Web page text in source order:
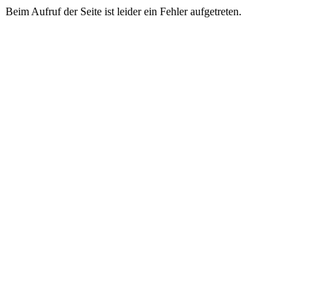
Beim Aufruf der Seite ist leider ein Fehler aufgetreten.